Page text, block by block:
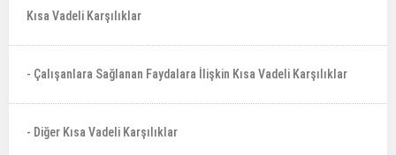
Kısa Vadeli Karşılıklar
- Çalışanlara Sağlanan Faydalara İlişkin Kısa Vadeli Karşılıklar
- Diğer Kısa Vadeli Karşılıklar